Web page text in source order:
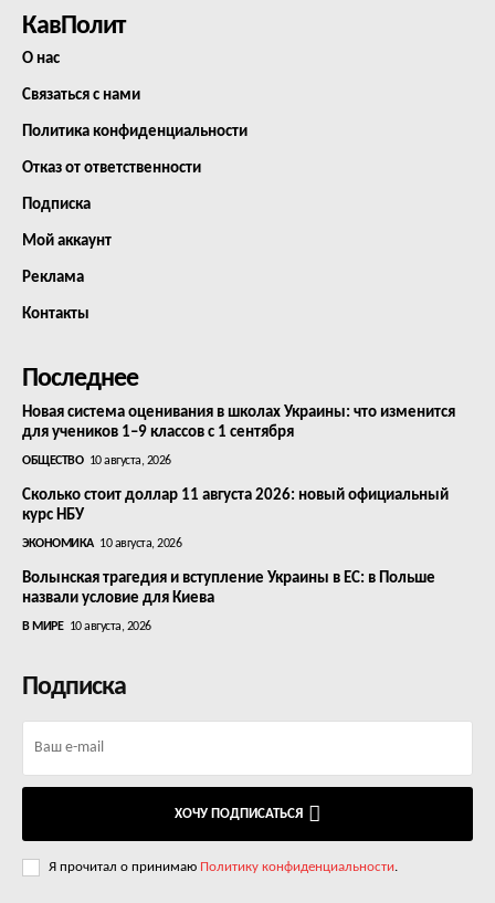
КавПолит
О нас
Связаться с нами
Политика конфиденциальности
Отказ от ответственности
Подписка
Мой аккаунт
Реклама
Контакты
Последнее
Новая система оценивания в школах Украины: что изменится
для учеников 1–9 классов с 1 сентября
ОБЩЕСТВО 10 августа, 2026
Сколько стоит доллар 11 августа 2026: новый официальный
курс НБУ
ЭКОНОМИКА 10 августа, 2026
Волынская трагедия и вступление Украины в ЕС: в Польше
назвали условие для Киева
В МИРЕ 10 августа, 2026
Подписка
ХОЧУ ПОДПИСАТЬСЯ
Я прочитал о принимаю Политику конфиденциальности.